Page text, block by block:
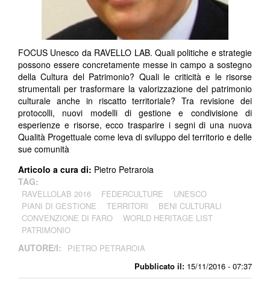
Pubblicato il: 15/11/2016 - 07:37
FOCUS Unesco da RAVELLO LAB. Quali politiche e strategie
possono essere concretamente messe in campo a sostegno
della Cultura del Patrimonio? Quali le criticità e le risorse
strumentali per trasformare la valorizzazione del patrimonio
culturale anche in riscatto territoriale? Tra revisione dei
protocolli, nuovi modelli di gestione e condivisione di
esperienze e risorse, ecco trasparire i segni di una nuova
Qualità Progettuale come leva di sviluppo del territorio e delle
sue comunità
Articolo a cura di: Pietro Petraroia
TAG:
RAVELLOLAB 2016 FEDERCULTURE
UNESCO
PIANI DI GESTIONE
TERRITORI
BENI CULTURALI
CONVENZIONE DI FARO
WORLD HERITAGE LIST
PATRIMONIO
AUTORE/I: PIETRO PETRAROIA